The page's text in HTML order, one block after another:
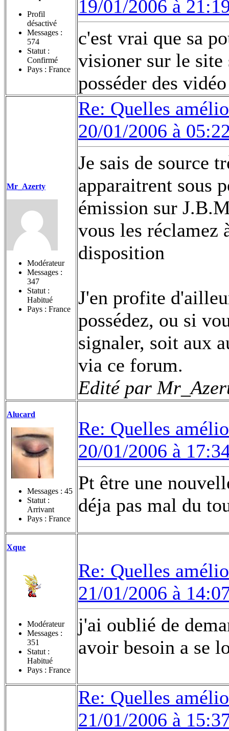
Profil
désactivé
Messages :
574
Statut :
Confirmé
Pays : France
19/01/2006 à
c'est vrai que sa
visioner sur le
posséder des
Mr_Azerty
Modérateur
Messages :
347
Statut :
Habitué
Pays : France
Re: Quelles
20/01/2006 à
Je sais de source
apparaitrent sous
émission sur
vous les réclamez
disposition
J'en profite
possédez, ou si
signaler, soit aux
via ce forum.
Edité par
Alucard
Messages : 45
Statut :
Arrivant
Pays : France
Re: Quelles
20/01/2006 à
Pt être une
déja pas mal du
Xque
Modérateur
Messages :
351
Statut :
Habitué
Pays : France
Re: Quelles
21/01/2006 à
j'ai oublié de
avoir besoin a se
Re: Quelles
21/01/2006 à